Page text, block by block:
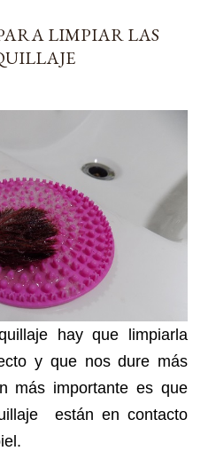
LIMPIAR LAS
hay que limpiarla
y que nos dure más
más importante es que
están en contacto